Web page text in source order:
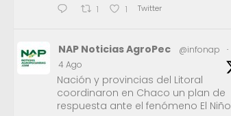
1 1 Twitter
NAP Noticias AgroPec @infonap
·
4 Ago
Nación y provincias del Litoral
coordinaron en Chaco un plan de
respuesta ante el fenómeno El Niño